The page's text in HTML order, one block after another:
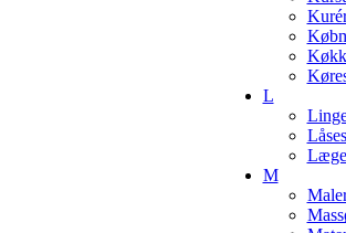
L
Læge
M